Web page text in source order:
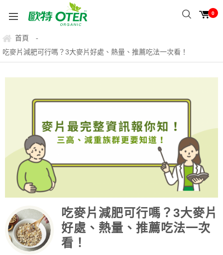
0
首頁 -
吃麥片減肥可行嗎？3大麥片好處、熱量、推薦吃法一次看！
吃麥片減肥可行嗎？3大麥片
好處、熱量、推薦吃法一次
看！